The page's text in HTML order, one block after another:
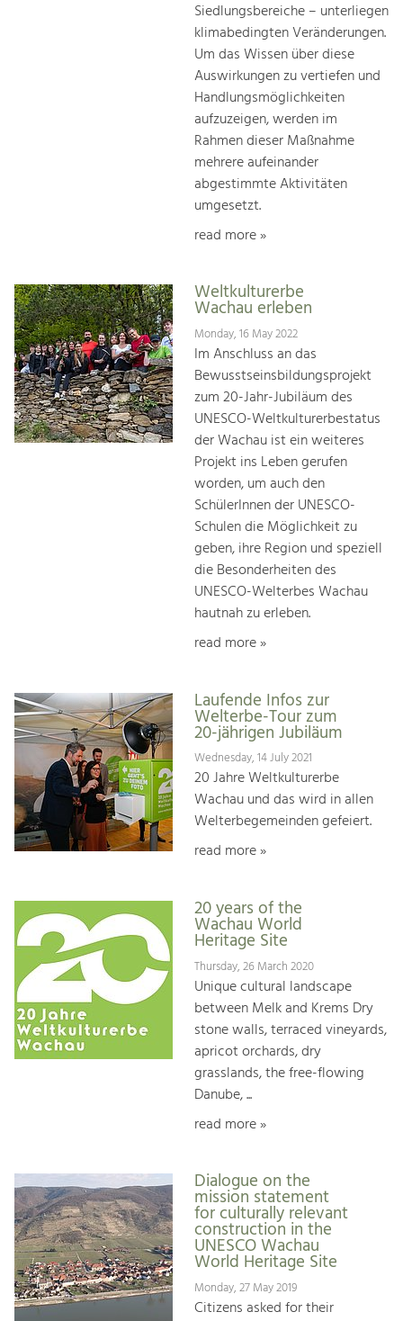
Siedlungsbereiche – unterliegen
klimabedingten Veränderungen.
Um das Wissen über diese
Auswirkungen zu vertiefen und
Handlungsmöglichkeiten
aufzuzeigen, werden im
Rahmen dieser Maßnahme
mehrere aufeinander
abgestimmte Aktivitäten
umgesetzt.
read more »
Weltkulturerbe
Wachau erleben
Monday, 16 May 2022
Im Anschluss an das
Bewusstseinsbildungsprojekt
zum 20-Jahr-Jubiläum des
UNESCO-Weltkulturerbestatus
der Wachau ist ein weiteres
Projekt ins Leben gerufen
worden, um auch den
SchülerInnen der UNESCO-
Schulen die Möglichkeit zu
geben, ihre Region und speziell
die Besonderheiten des
UNESCO-Welterbes Wachau
hautnah zu erleben.
read more »
Laufende Infos zur
Welterbe-Tour zum
20-jährigen Jubiläum
Wednesday, 14 July 2021
20 Jahre Weltkulturerbe
Wachau und das wird in allen
Welterbegemeinden gefeiert.
read more »
20 years of the
Wachau World
Heritage Site
Thursday, 26 March 2020
Unique cultural landscape
between Melk and Krems Dry
stone walls, terraced vineyards,
apricot orchards, dry
grasslands, the free-flowing
Danube, ...
read more »
Dialogue on the
mission statement
for culturally relevant
construction in the
UNESCO Wachau
World Heritage Site
Monday, 27 May 2019
Citizens asked for their